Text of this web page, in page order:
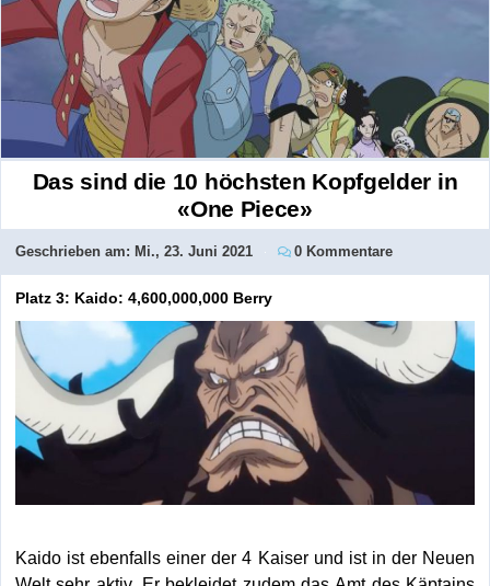
Das sind die 10 höchsten Kopfgelder in
«One Piece»
Geschrieben am: Mi., 23. Juni 2021 0 Kommentare
Platz 3: Kaido: 4,600,000,000 Berry
Kaido ist ebenfalls einer der 4 Kaiser und ist in der Neuen